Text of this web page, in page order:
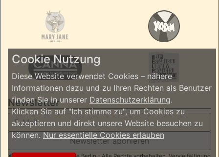
Newsletter
Newsletter abonieren
Cookie Nutzung
Diese Website verwendet Cookies – nähere
Informationen dazu und zu Ihren Rechten als Benutzer
finden Sie in unserer Datenschutzerklärung.
Klicken Sie auf "Ich stimme zu", um Cookies zu
akzeptieren und direkt unsere Website besuchen zu
können.Nur essentielle Cookies erlauben